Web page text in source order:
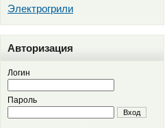
Электрогрили
Авторизация
Логин
Пароль
Вход